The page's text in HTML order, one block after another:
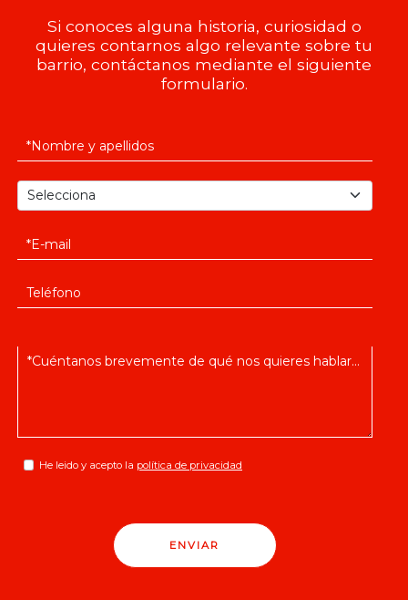
Si conoces alguna historia, curiosidad o
quieres contarnos algo relevante sobre tu
barrio, contáctanos mediante el siguiente
formulario.
He leido y acepto la política de privacidad
ENVIAR